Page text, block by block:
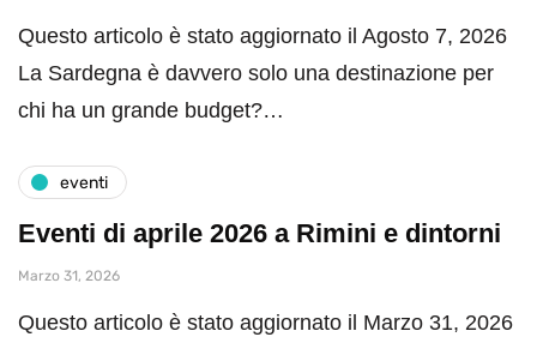
Questo articolo è stato aggiornato il Agosto 7, 2026
La Sardegna è davvero solo una destinazione per
chi ha un grande budget?…
eventi
Eventi di aprile 2026 a Rimini e dintorni
Marzo 31, 2026
Questo articolo è stato aggiornato il Marzo 31, 2026